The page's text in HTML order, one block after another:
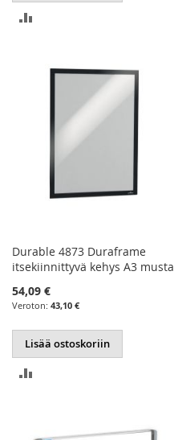
Durable 4873 Duraframe
itsekiinnittyvä kehys A3 musta
54,09 €
43,10 €
Lisää ostoskoriin